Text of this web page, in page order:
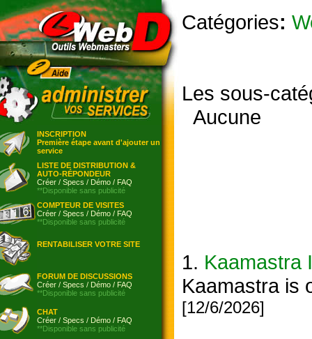
INSCRIPTION
Première étape avant d'ajouter un
service
LISTE DE DISTRIBUTION &
AUTO-RÉPONDEUR
Créer / Specs / Démo / FAQ
**Disponible sans publicité
COMPTEUR DE VISITES
Créer / Specs / Démo / FAQ
**Disponible sans publicité
RENTABILISER VOTRE SITE
FORUM DE DISCUSSIONS
Créer / Specs / Démo / FAQ
**Disponible sans publicité
CHAT
Créer / Specs / Démo / FAQ
**Disponible sans publicité
Catégories:
Les sous-
Aucune
1. Kaamastra
Kaamastra is
[12/6/2026]